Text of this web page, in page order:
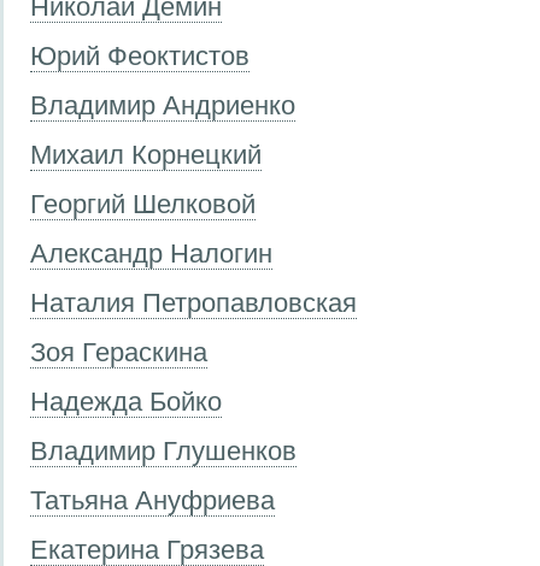
Николай Дёмин
Юрий Феоктистов
Владимир Андриенко
Михаил Корнецкий
Георгий Шелковой
Александр Налогин
Наталия Петропавловская
Зоя Гераскина
Надежда Бойко
Владимир Глушенков
Татьяна Ануфриева
Екатерина Грязева